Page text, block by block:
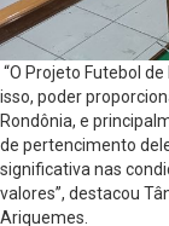
“O Projeto Futebol
isso, poder
Rondônia, e
de pertencimento
significativa nas
valores”, destacou
Ariquemes.